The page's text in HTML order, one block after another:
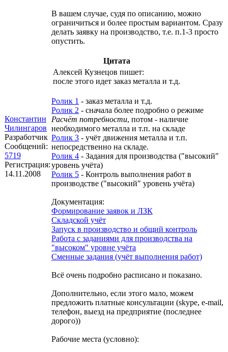
Константин
Чилингаров
Разработчик
Сообщений:
5719
Регистрация:
14.11.2008
В вашем случае, судя по описанию, можно
ограничиться и более простым вариантом. Сразу
делать заявку на производство, т.е. п.1-3 просто
опустить.
Цитата
Алексей Кузнецов пишет:
после этого идет заказ металла и т.д.
Ролик 1 - заказ металла и т.д.
Ролик 2 - сначала более подробно о режиме
Расчёт потребности, потом - наличие
необходимого металла и т.п. на складе
Ролик 3 - учёт движения металла и т.п.
непосредственно на складе.
Ролик 4 - Задания для производства ("высокий"
уровень учёта)
Ролик 5 - Контроль выполнения работ в
производстве ("высокий" уровень учёта)
Документация:
Формирование заявок и ЛЗК
Складской учёт
Запуск в производство и общий контроль
Работа с заданиями для производства на
"высоком" уровне учёта
Сменные задания (учёт выполнения работ)
Всё очень подробно расписано и показано.
Дополнительно, если этого мало, можем
предложить платные консультации (skype, e-mail,
телефон, выезд на предприятие (последнее
дорого))
Рабочие места (условно):